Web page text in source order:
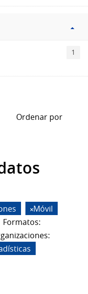
1
Ordenar por
Móvil
Formatos: